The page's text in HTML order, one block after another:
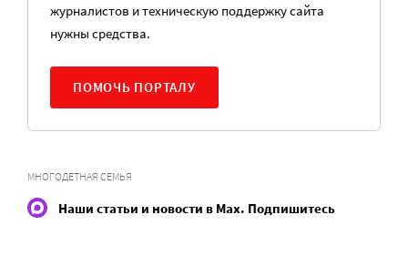
журналистов и техническую поддержку сайта
нужны средства.
ПОМОЧЬ ПОРТАЛУ
МНОГОДЕТНАЯ СЕМЬЯ
Наши статьи и новости в Max. Подпишитесь